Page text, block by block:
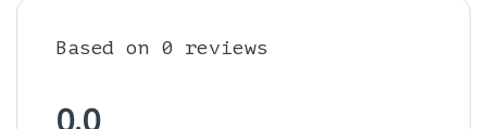
Based on 0 reviews
0.0